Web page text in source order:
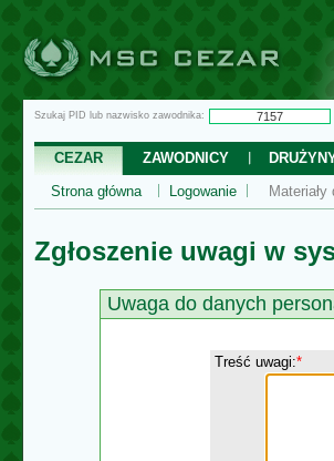
Szukaj PID lub nazwisko zawodnika:
CEZAR ZAWODNICY
Strona główna
Logowanie Materiały
Zgłoszenie uwagi w
Uwaga do danych
Treść uwagi:*